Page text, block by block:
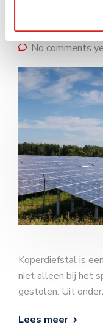
Geen
No comments
Koperdiefstal is
niet alleen bij het
gestolen. Uit
Lees meer